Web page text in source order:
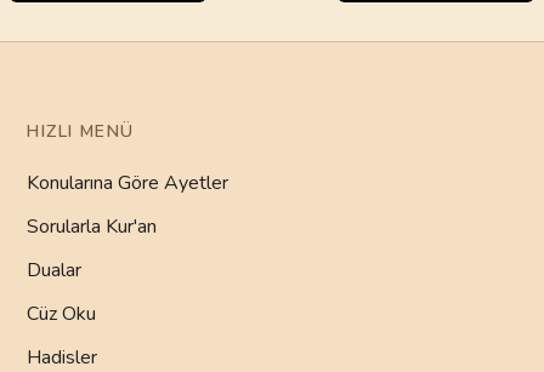
HIZLI MENÜ
Konularına Göre Ayetler
Sorularla Kur'an
Dualar
Cüz Oku
Hadisler